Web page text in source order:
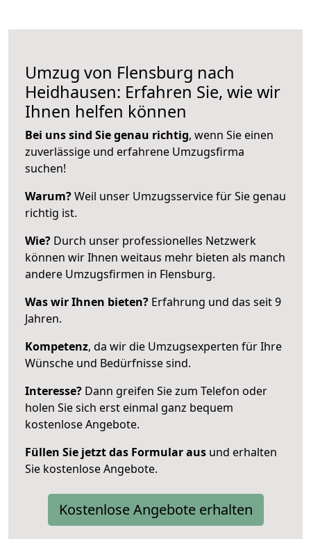
Umzug von Flensburg nach
Heidhausen: Erfahren Sie, wie wir
Ihnen helfen können
Bei uns sind Sie genau richtig, wenn Sie einen
zuverlässige und erfahrene Umzugsfirma
suchen!
Warum?Weil unser Umzugsservice für Sie genau
richtig ist.
Wie? Durch unser professionelles Netzwerk
können wir Ihnen weitaus mehr bieten als manch
andere Umzugsfirmen in Flensburg.
Was wir Ihnen bieten? Erfahrung und das seit 9
Jahren.
Kompetenz, da wir die Umzugsexperten für Ihre
Wünsche und Bedürfnisse sind.
Interesse? Dann greifen Sie zum Telefon oder
holen Sie sich erst einmal ganz bequem
kostenlose Angebote.
Füllen Sie jetzt das Formular aus und erhalten
Sie kostenlose Angebote.
Kostenlose Angebote erhalten